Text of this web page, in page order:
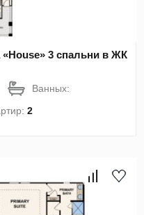
3 спальни в ЖК
Ванных:
2